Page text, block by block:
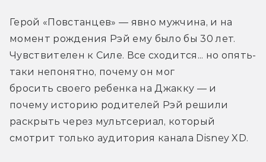
Герой «Повстанцев» — явно мужчина, и на
момент рождения Рэй ему было бы 30 лет.
Чувствителен к Силе. Все сходится... но опять-
таки непонятно, почему он мог
бросить своего ребенка на Джакку — и
почему историю родителей Рэй решили
раскрыть через мультсериал, который
смотрит только аудитория канала Disney XD.